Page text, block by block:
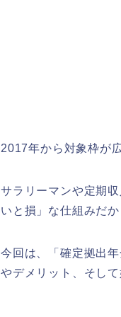
2017年から対象枠が
サラリーマンや定期
いと損」な仕組みだか
今回は、「確定拠出
やデメリット、そし